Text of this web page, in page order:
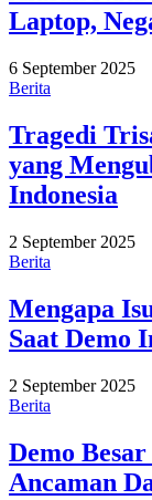
Laptop,
6 September 2025
Berita
Tragedi
yang
Indonesia
2 September 2025
Berita
Mengapa
Saat Demo
2 September 2025
Berita
Demo
Ancaman